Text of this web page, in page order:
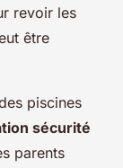
revoir les
être
piscines
sécurité
parents